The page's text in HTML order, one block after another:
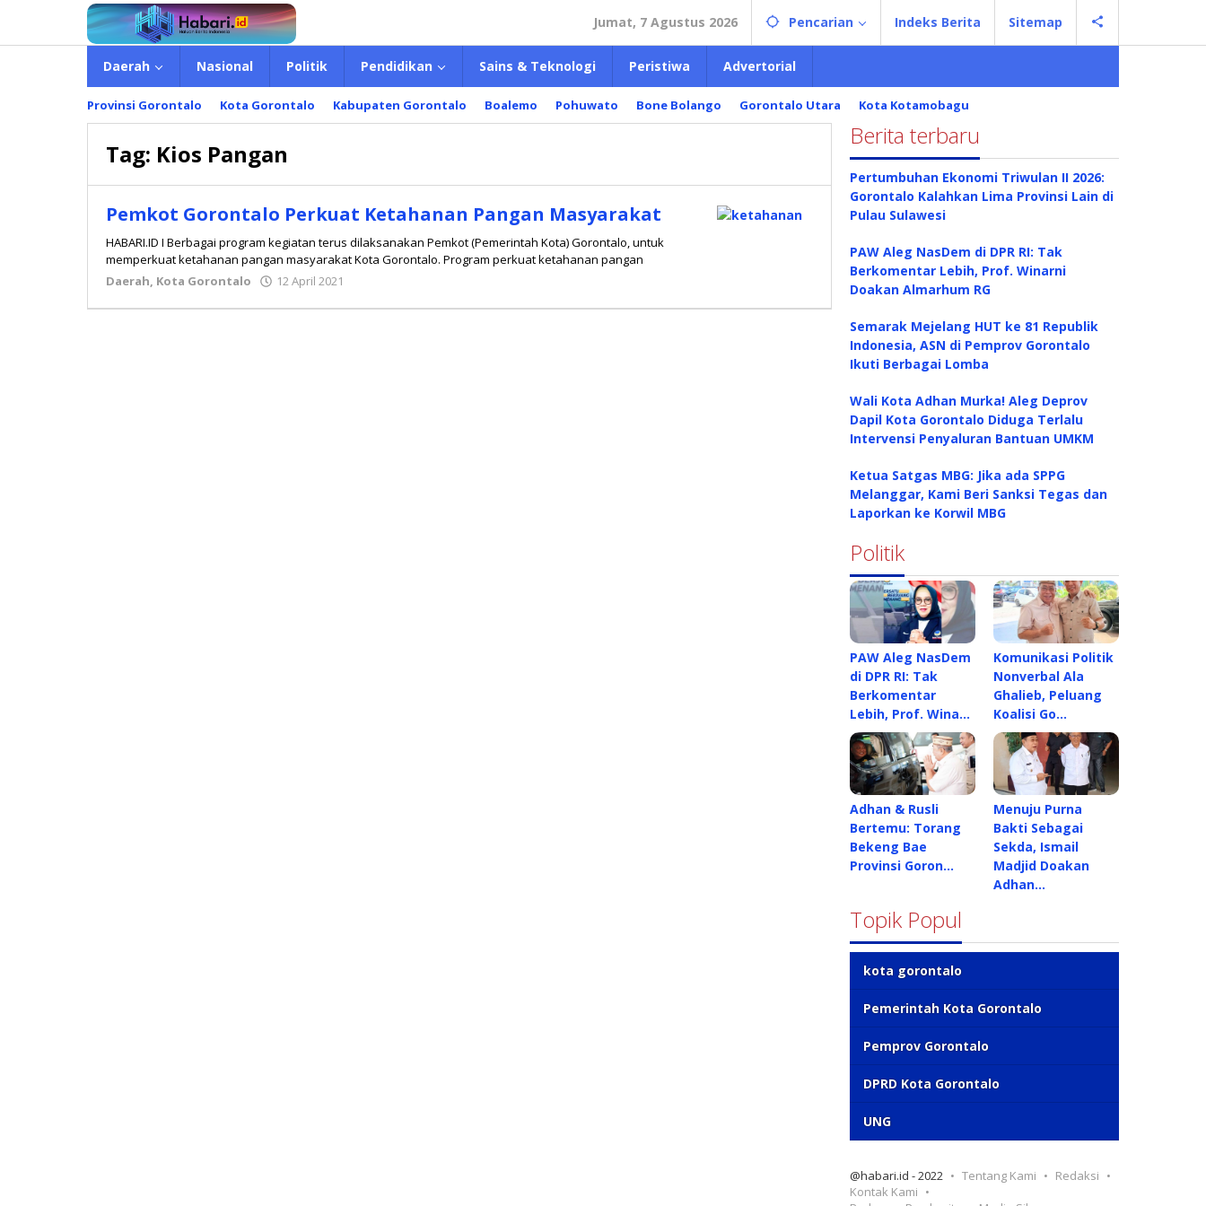
konten
Jumat, 7 Agustus 2026 Pencarian Indeks Berita Sitemap
Daerah Nasional Politik Pendidikan Sains & Teknologi Peristiwa Advertorial
Provinsi Gorontalo Kota Gorontalo Kabupaten Gorontalo Boalemo Pohuwato Bone Bolango Gorontalo Utara Kota Kotamobagu
Tag: Kios Pangan
Pemkot Gorontalo Perkuat Ketahanan Pangan Masyarakat
HABARI.ID I Berbagai program kegiatan terus dilaksanakan Pemkot (Pemerintah Kota) Gorontalo, untuk
memperkuat ketahanan pangan masyarakat Kota Gorontalo. Program perkuat ketahanan pangan
Daerah, Kota Gorontalo 12 April 2021
Berita terbaru
Pertumbuhan Ekonomi Triwulan II 2026:
Gorontalo Kalahkan Lima Provinsi Lain di
Pulau Sulawesi
PAW Aleg NasDem di DPR RI: Tak
Berkomentar Lebih, Prof. Winarni
Doakan Almarhum RG
Semarak Mejelang HUT ke 81 Republik
Indonesia, ASN di Pemprov Gorontalo
Ikuti Berbagai Lomba
Wali Kota Adhan Murka! Aleg Deprov
Dapil Kota Gorontalo Diduga Terlalu
Intervensi Penyaluran Bantuan UMKM
Ketua Satgas MBG: Jika ada SPPG
Melanggar, Kami Beri Sanksi Tegas dan
Laporkan ke Korwil MBG
Politik
PAW Aleg NasDem
di DPR RI: Tak
Berkomentar
Lebih, Prof. Wina…
Komunikasi Politik
Nonverbal Ala
Ghalieb, Peluang
Koalisi Go…
Adhan & Rusli
Bertemu: Torang
Bekeng Bae
Provinsi Goron…
Menuju Purna
Bakti Sebagai
Sekda, Ismail
Madjid Doakan
Adhan…
Topik Popul
kota gorontalo
Pemerintah Kota Gorontalo
Pemprov Gorontalo
DPRD Kota Gorontalo
UNG
@habari.id - 2022 Tentang Kami
Redaksi
Kontak Kami